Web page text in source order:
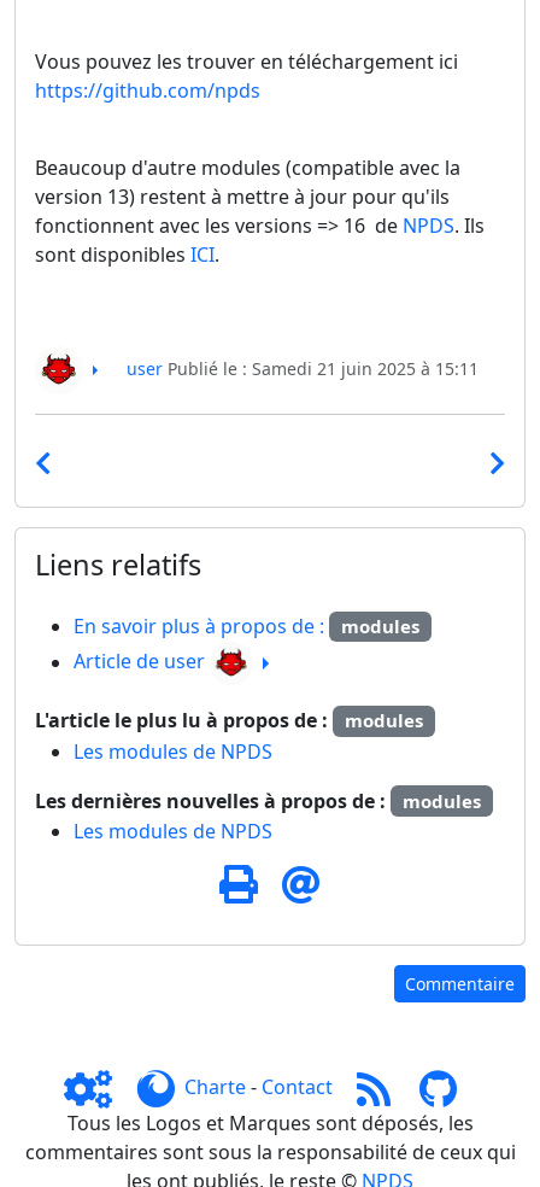
Vous pouvez les trouver en téléchargement ici
https://github.com/npds
Beaucoup d'autre modules (compatible avec la
version 13) restent à mettre à jour pour qu'ils
fonctionnent avec les versions => 16 de NPDS. Ils
sont disponibles ICI.
userPublié le : Samedi 21 juin 2025 à 15:11
Liens relatifs
En savoir plus à propos de : modules
Article de user
L'article le plus lu à propos de : modules
Les modules de NPDS
Les dernières nouvelles à propos de :
modules
Les modules de NPDS
Commentaire
Charte- Contact
Tous les Logos et Marques sont déposés, les
commentaires sont sous la responsabilité de ceux qui
les ont publiés, le reste © NPDS